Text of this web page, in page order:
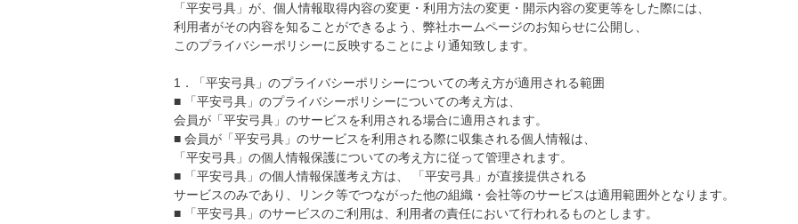
「平安弓具」が、個人情報取得内容の変更・利用方法の変更・開示内容の変更等をした際には、
利用者がその内容を知ることができるよう、弊社ホームページのお知らせに公開し、
このプライバシーポリシーに反映することにより通知致します。
1．「平安弓具」のプライバシーポリシーについての考え方が適用される範囲
■ 「平安弓具」のプライバシーポリシーについての考え方は、
会員が「平安弓具」のサービスを利用される場合に適用されます。
■ 会員が「平安弓具」のサービスを利用される際に収集される個人情報は、
「平安弓具」の個人情報保護についての考え方に従って管理されます。
■ 「平安弓具」の個人情報保護考え方は、 「平安弓具」が直接提供される
サービスのみであり、リンク等でつながった他の組織・会社等のサービスは適用範囲外となります。
■ 「平安弓具」のサービスのご利用は、利用者の責任において行われるものとします。